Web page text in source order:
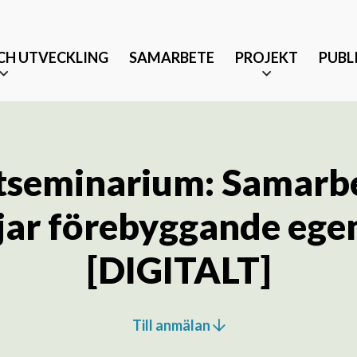
UTVECKLING SAMARBETE PROJEKT
och partnerskap
Tryggt mottagande
förebyggande
[DIGITALT]
Till anmälan